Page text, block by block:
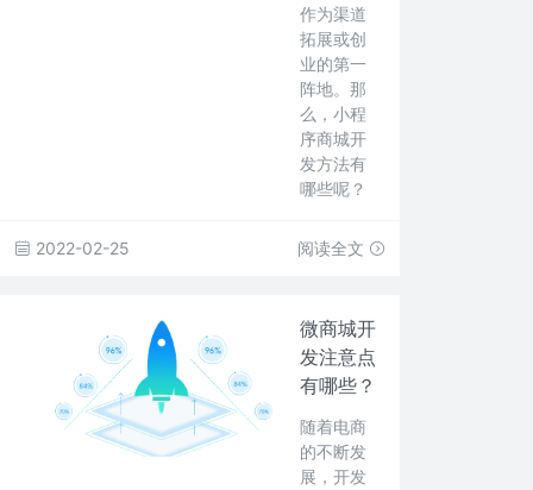
作为渠道
拓展或创
业的第一
阵地。那
么，小程
序商城开
发方法有
哪些呢？
2022-02-25 阅读全文
微商城开
发注意点
有哪些？
随着电商
的不断发
展，开发